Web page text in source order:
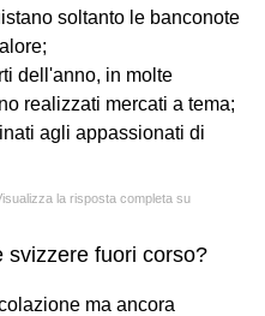
soltanto le banconote
dell'anno, in molte
realizzati mercati a tema;
agli appassionati di
la risposta completa su
svizzere fuori corso?
ma ancora